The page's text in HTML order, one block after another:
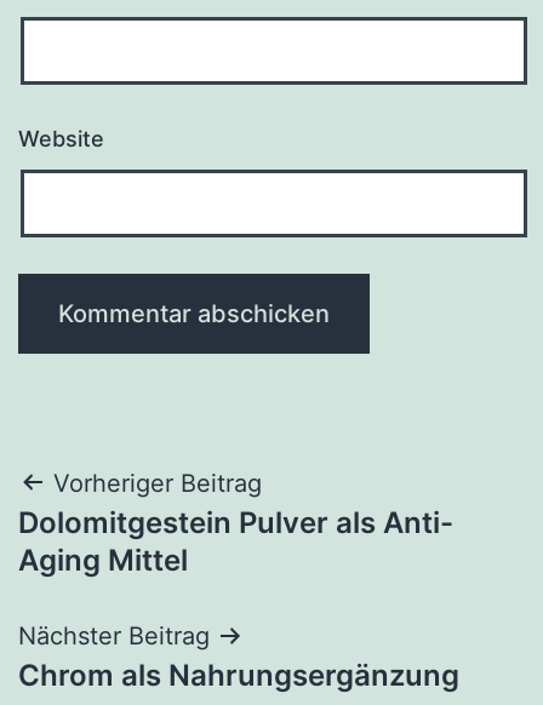
Website
Beitrags-
Navigation
Vorheriger Beitrag
Dolomitgestein Pulver als Anti-
Aging Mittel
Nächster Beitrag
Chrom als Nahrungsergänzung